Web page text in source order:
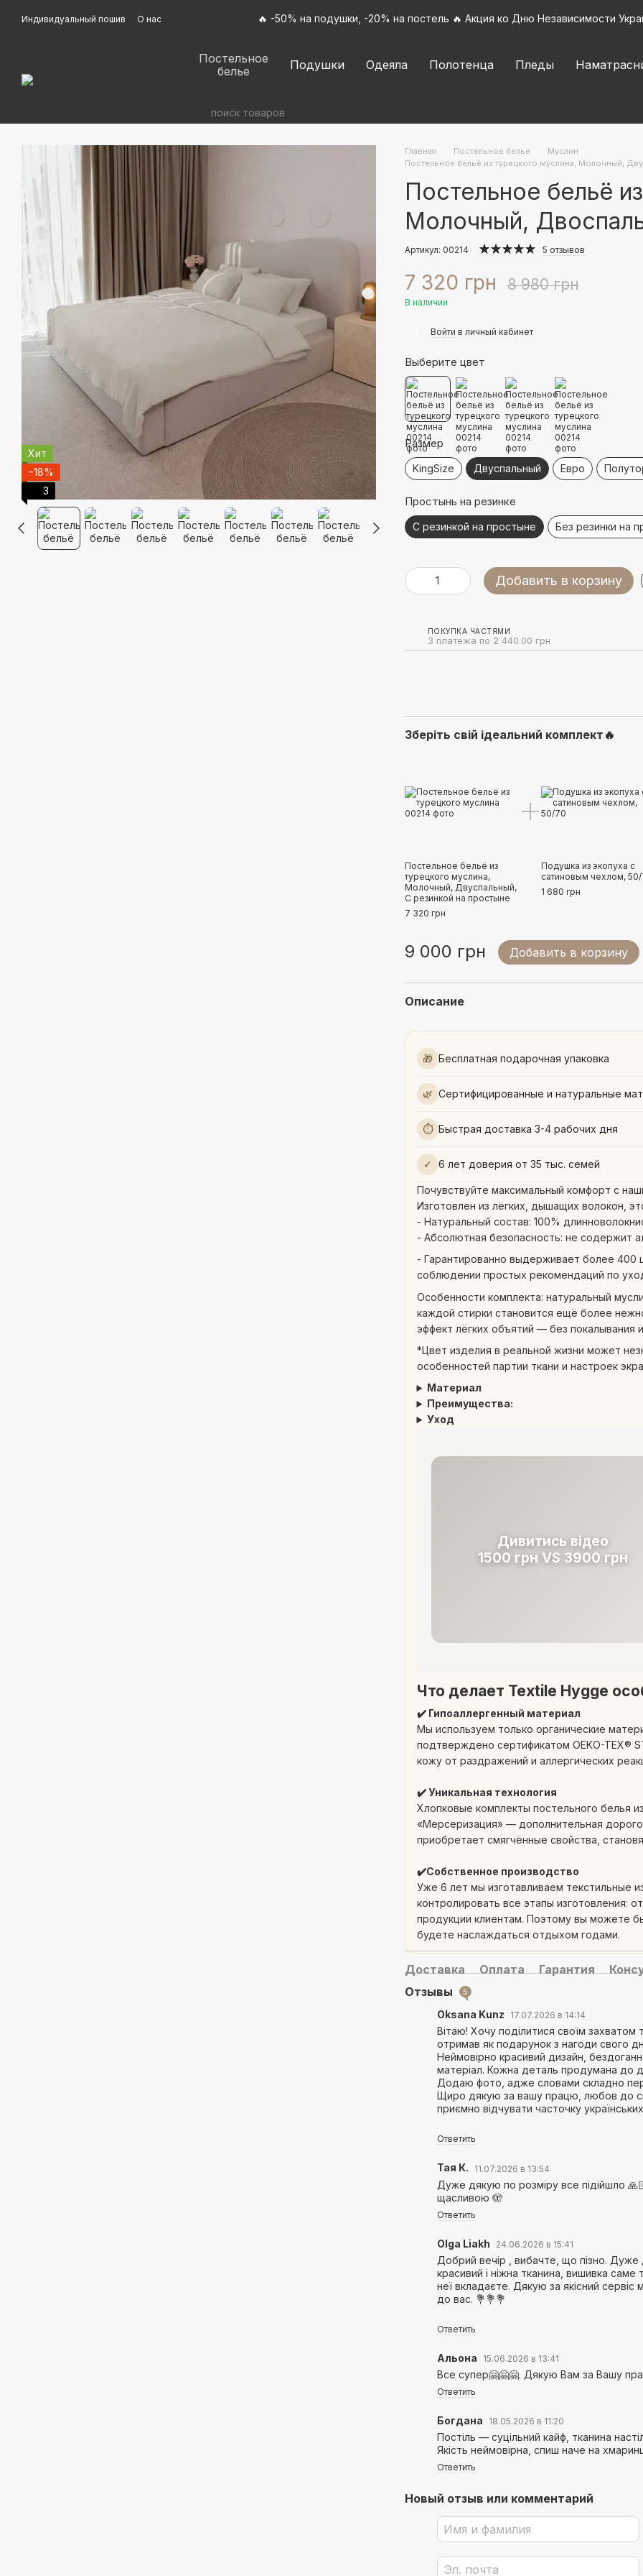
Индивидуальный пошив
О нас
🔥 -50% на подушки, -20% на постель 🔥 Акция ко Дню Независимости
Постельное
белье
Подушки Одеяла Полотенца Пледы
Хит
−18%
3
Главная Постельное белье
Муслин
Постельное бельё из турецкого муслина, Молочный,
Постельное бельё
Молочный,
Артикул: 00214 5 отзывов
7 320 грн 8 980 грн
В наличии
Войти в личный кабинет
Выберите цвет
Размер
KingSize Двуспальный Евро
Простынь на резинке
С резинкой на простыне Без резинки на
Добавить в корзину
ПОКУПКА ЧАСТЯМИ
3 платежа по 2 440.00 грн
Зберіть свій ідеальний комплект🔥
Постельное бельё из
турецкого муслина,
Молочный, Двуспальный,
С резинкой на простыне
7 320 грн
Подушка из экопуха с
сатиновым чехлом,
1 680 грн
9 000 грн Добавить в корзину
Описание
🎁 Бесплатная подарочная упаковка
🌿 Сертифицированные и натуральные
⏱ Быстрая доставка 3-4 рабочих дня
✓ 6 лет доверия от 35 тыс. семей
Почувствуйте максимальный комфорт с
Изготовлен из лёгких, дышащих волокон,
- Натуральный состав: 100%
- Абсолютная безопасность: не содержит
- Гарантированно выдерживает более 400
соблюдении простых рекомендаций по
Особенности комплекта: натуральный
каждой стирки становится ещё более
эффект лёгких объятий — без покалывания
*Цвет изделия в реальной жизни может
особенностей партии ткани и настроек
Материал
Преимущества:
Уход
Дивитись відео
1500 грн VS 3900 грн
Что делает Textile Hygge
✔️ Гипоаллергенный материал
Мы используем только органические
подтверждено сертификатом OEKO-TEX®
кожу от раздражений и аллергических
✔️ Уникальная технология
Хлопковые комплекты постельного белья
«Мерсеризация» — дополнительная
приобретает смягчённые свойства,
✔️Собственное производство
Уже 6 лет мы изготавливаем текстильные
контролировать все этапы изготовления:
продукции клиентам. Поэтому вы можете
будете наслаждаться отдыхом годами.
Доставка Оплата Гарантия
Отзывы
5
Oksana Kunz 17.07.2026 в 14:14
Вітаю! Хочу поділитися своїм захватом
отримав як подарунок з нагоди свого
Неймовірно красивий дизайн,
матеріал. Кожна деталь продумана до
Додаю фото, адже словами складно
Щиро дякую за вашу працю, любов до
приємно відчувати часточку
Ответить
Тая К. 11.07.2026 в 13:54
Дуже дякую по розміру все підійшло
щасливою 🫣
Ответить
Olga Liakh 24.06.2026 в 15:41
Добрий вечір , вибачте, що пізно. Дуже
красивий і ніжна тканина, вишивка
неї вкладаєте. Дякую за якісний
до вас. 💐💐💐
Ответить
Альона 15.06.2026 в 13:41
Все супер🤗🤗🤗. Дякую Вам за Вашу
Ответить
Богдана 18.05.2026 в 11:20
Постіль — суцільний кайф, тканина
Якість неймовірна, спиш наче на
Ответить
Новый отзыв или комментарий